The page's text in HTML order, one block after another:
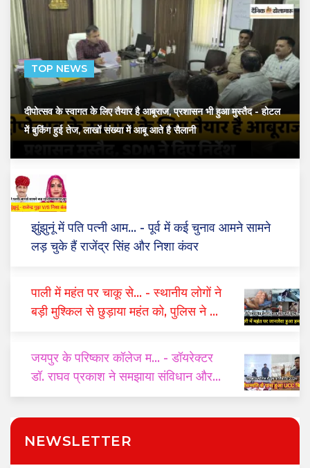
TOP NEWS
दीपोत्सव के स्वागत के लिए तैयार है आबूराज, प्रशासन भी हुआ मुस्तैद- होटल
में बुकिंग हुई तेज, लाखों संख्या में आबू आते है सैलानी
झुंझुनूं में पति पत्नी आम... - पूर्व में कई चुनाव आमने सामने
लड़ चुके हैं राजेंद्र सिंह और निशा कंवर
पाली में महंत पर चाकू से... - स्थानीय लोगों ने
बड़ी मुश्किल से छुड़ाया महंत को, पुलिस ने दो
जयपुर के परिष्कार कॉलेज म... - डॉयरेक्टर
डॉ. राघव प्रकाश ने समझाया संविधान और
यूसीसी का महत्व
NEWSLETTER